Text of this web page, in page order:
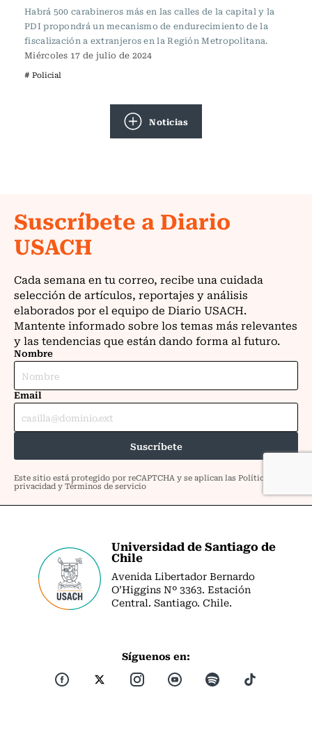
Habrá 500 carabineros más en las calles de la capital y la
PDI propondrá un mecanismo de endurecimiento de la
fiscalización a extranjeros en la Región Metropolitana.
Miércoles 17 de julio de 2024
# Policial
Noticias
Universidad de Santiago de
Chile
Avenida Libertador Bernardo
O’Higgins Nº 3363. Estación
Central. Santiago. Chile.
Síguenos en: